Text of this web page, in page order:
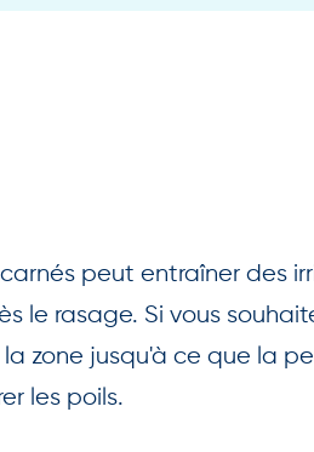
peut entraîner des
le rasage. Si vous
zone jusqu'à ce que la
les poils.